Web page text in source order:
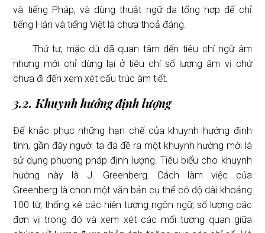
và tiếng Pháp, và dùng thuật ngữ đa tổng hợp để chỉ
tiếng Hán và tiếng Việt là chưa thoả đáng.
Thứ tư, mặc dù đã quan tâm đến tiêu chí ngữ âm
nhưng mới chỉ dừng lại ở tiêu chí số lượng âm vị chứ
chưa đi đến xem xét cấu trúc âm tiết.
3.2. Khuynh hướng định lượng
Để khắc phục những hạn chế của khuynh hướng định
tính, gần đây người ta đã đề ra một khuynh hướng mới là
sử dụng phương pháp định lượng. Tiêu biểu cho khuynh
hướng này là J. Greenberg. Cách làm việc của
Greenberg là chọn một văn bản cụ thể có độ dài khoảng
100 từ, thống kê các hiện tượng ngôn ngữ, số lượng các
đơn vị trong đó và xem xét các mối tương quan giữa